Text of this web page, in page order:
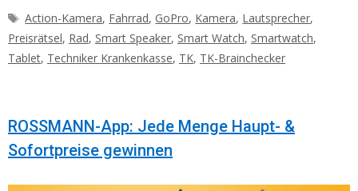
Schlagwörter
Action-Kamera, Fahrrad, GoPro, Kamera, Lautsprecher,
Preisrätsel, Rad, Smart Speaker, Smart Watch, Smartwatch,
Tablet, Techniker Krankenkasse, TK, TK-Brainchecker
ROSSMANN-App: Jede Menge Haupt- &
Sofortpreise gewinnen